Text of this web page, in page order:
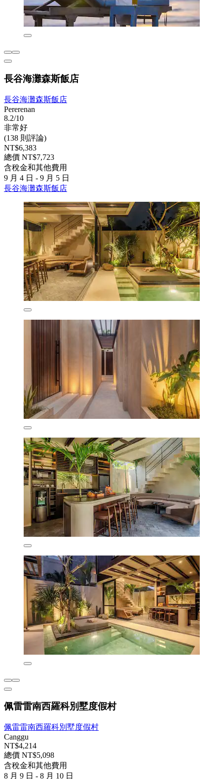
長谷海灘森斯飯店
長谷海灘森斯飯店
Pererenan
8.2/10
非常好
(138 則評論)
NT$6,383
總價 NT$7,723
含稅金和其他費用
9 月 4 日 - 9 月 5 日
長谷海灘森斯飯店
佩雷雷南西羅科別墅度假村
佩雷雷南西羅科別墅度假村
Canggu
NT$4,214
總價 NT$5,098
含稅金和其他費用
8 月 9 日 - 8 月 10 日